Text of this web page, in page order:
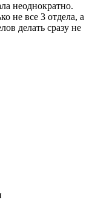
неоднократно.
не все 3 отдела, а
делать сразу не